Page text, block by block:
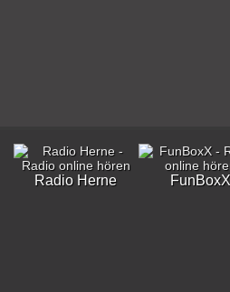
Radio Herne
FunBoxX